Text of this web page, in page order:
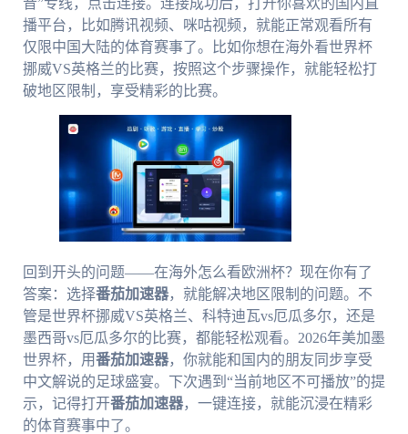
音”专线，点击连接。连接成功后，打开你喜欢的国内直
播平台，比如腾讯视频、咪咕视频，就能正常观看所有
仅限中国大陆的体育赛事了。比如你想在海外看世界杯
挪威VS英格兰的比赛，按照这个步骤操作，就能轻松打
破地区限制，享受精彩的比赛。
回到开头的问题——在海外怎么看欧洲杯？现在你有了
答案：选择番茄加速器，就能解决地区限制的问题。不
管是世界杯挪威VS英格兰、科特迪瓦vs厄瓜多尔，还是
墨西哥vs厄瓜多尔的比赛，都能轻松观看。2026年美加墨
世界杯，用番茄加速器，你就能和国内的朋友同步享受
中文解说的足球盛宴。下次遇到“当前地区不可播放”的提
示，记得打开番茄加速器，一键连接，就能沉浸在精彩
的体育赛事中了。